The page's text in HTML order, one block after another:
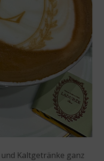
Kaltgetränke ganz